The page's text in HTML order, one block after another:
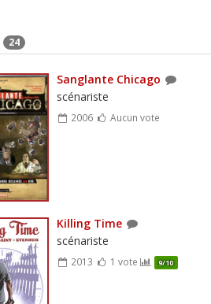
24
Sanglante Chicago
scénariste
2006 Aucun vote
Killing Time
scénariste
2013 1 vote 9/10